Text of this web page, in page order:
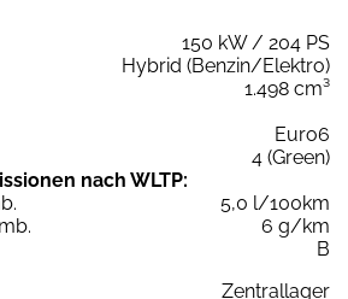
150 kW / 204 PS
Hybrid (Benzin/Elektro)
1.498 cm³
Euro6
4 (Green)
nach WLTP:
5,0 l/100km
6 g/km
B
Zentrallager